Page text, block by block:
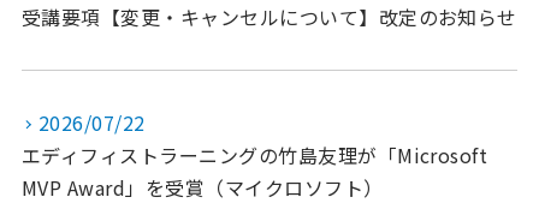
受講要項【変更・キャンセルについて】改定のお知らせ
2026/07/22
エディフィストラーニングの竹島友理が「Microsoft
MVP Award」を受賞（マイクロソフト）